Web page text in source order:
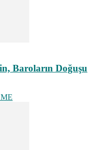
Baroların Doğuşu